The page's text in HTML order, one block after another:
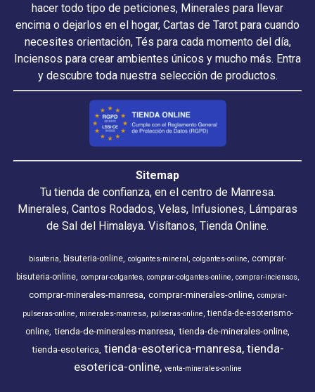
hacer todo tipo de peticiones, Minerales para llevar
encima o dejarlos en el hogar, Cartas de Tarot para cuando
necesites orientación, Tés para cada momento del día,
Inciensos para crear ambientes únicos y mucho más. Entra
y descubre toda nuestra selección de productos.
Sitemap
Tu tienda de confianza, en el centro de Manresa.
Minerales, Cantos Rodados, Velas, Infusiones, Lámparas
de Sal del Himalaya. Visítanos, Tienda Online.
bisuteria bisuteria-online colgantes-mineral colgantes-online
comprar-
bisuteria-online comprar-colgantes comprar-colgantes-online comprar-inciensos
comprar-minerales-manresa comprar-minerales-online comprar-
pulseras-online
minerales-manresa pulseras-online tienda-de-esoterismo-
online tienda-de-minerales-manresa tienda-de-minerales-online
tienda-esoterica tienda-esoterica-manresa tienda-
esoterica-online venta-minerales-online